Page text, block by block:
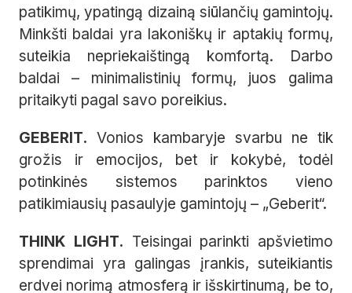
patikimų, ypatingą dizainą siūlančių gamintojų.
Minkšti baldai yra lakoniškų ir aptakių formų,
suteikia nepriekaištingą komfortą. Darbo
baldai – minimalistinių formų, juos galima
pritaikyti pagal savo poreikius.
GEBERIT. Vonios kambaryje svarbu ne tik
grožis ir emocijos, bet ir kokybė, todėl
potinkinės sistemos parinktos vieno
patikimiausių pasaulyje gamintojų – „Geberit“.
THINK LIGHT. Teisingai parinkti apšvietimo
sprendimai yra galingas įrankis, suteikiantis
erdvei norimą atmosferą ir išskirtinumą, be to,